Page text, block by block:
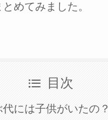
めてみました。
目次
には子供がいたの？